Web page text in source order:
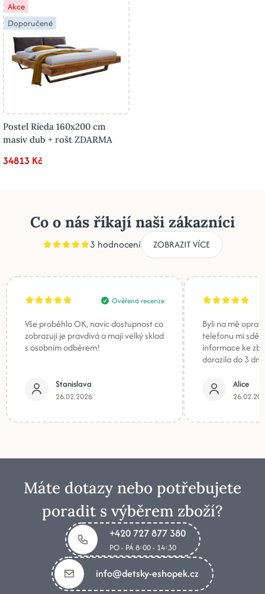
Akce
Doporučené
Postel Rieda 160x200 cm
masiv dub + rošt ZDARMA
34813 Kč
Co o nás říkají naši zákazníci
3 hodnocení ZOBRAZIT VÍCE
Ověřená recenze
Vše proběhlo OK, navíc dostupnost co
zobrazují je pravdivá a mají velký sklad
s osobním odběrem!
Stanislava
26.02.2026
Byli na mě
telefonu mi
informace ke
dorazila do 3
Alice
Máte dotazy nebo potřebujete
poradit s výběrem zboží?
+420 727 877 380
PO - PÁ 8:00 - 14:30
info@detsky-eshopek.cz